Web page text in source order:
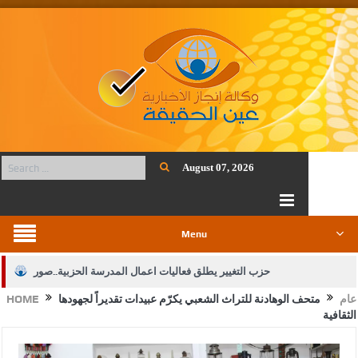
August 07, 2026
Menu
حزب التغيير يطلق فعاليات اعمال المدرسة الحزبية..صور
الجيش يفتح باب التجنيد لحملة البكالوريوس في الحقوق والقانونHOME عام
متحف الوهادنة للتراث الشعبي يكرّم عبيدات تقديراً لجهودها
الثقافية